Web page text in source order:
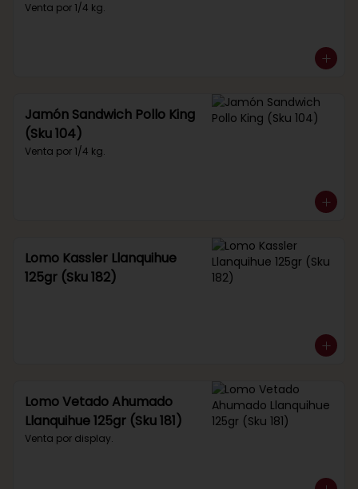
Venta por 1/4 kg.
Jamón Sandwich Pollo King
(Sku 104)
Venta por 1/4 kg.
Lomo Kassler Llanquihue
125gr (Sku 182)
Lomo Vetado Ahumado
Llanquihue 125gr (Sku 181)
Venta por display.